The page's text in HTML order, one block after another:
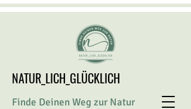
NATUR_LICH_GLÜCKLICH
Finde Deinen Weg zur Natur